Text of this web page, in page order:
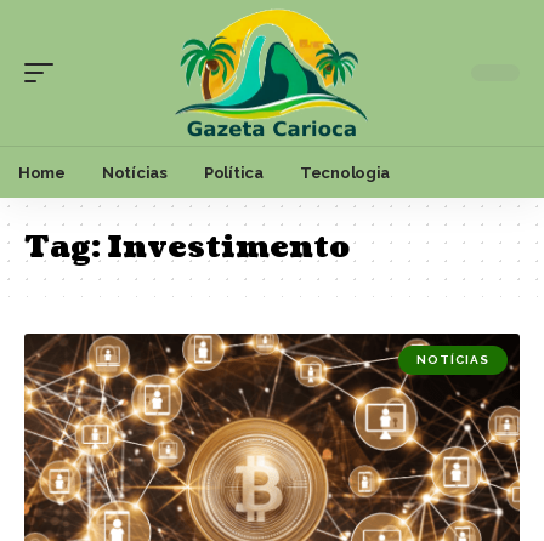
Home Notícias Política Tecnologia
Tag:Investimento
NOTÍCIAS